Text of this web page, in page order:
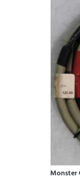
Monster